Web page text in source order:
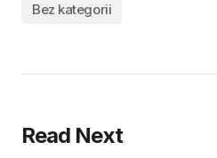
Bez kategorii
Read Next